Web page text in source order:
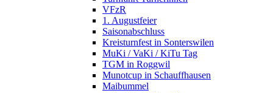
VFzR
1. Augustfeier
Saisonabschluss
Kreisturnfest in Sonterswilen
MuKi / VaKi / KiTu Tag
TGM in Roggwil
Munotcup in Schauffhausen
Maibummel